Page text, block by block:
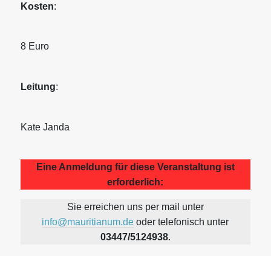
Kosten:
8 Euro
Leitung:
Kate Janda
Eine Anmeldung für diese Veranstaltung ist
erforderlich:
Sie erreichen uns per mail unter
info@mauritianum.de oder telefonisch unter
03447/5124938.